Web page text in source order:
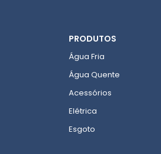
PRODUTOS
Água Fria
Água Quente
Acessórios
Elétrica
Esgoto